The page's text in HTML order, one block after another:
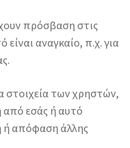
πρόσβαση στις
αναγκαίο, π.χ. για
στοιχεία των χρηστών,
από εσάς ή αυτό
ή απόφαση άλλης